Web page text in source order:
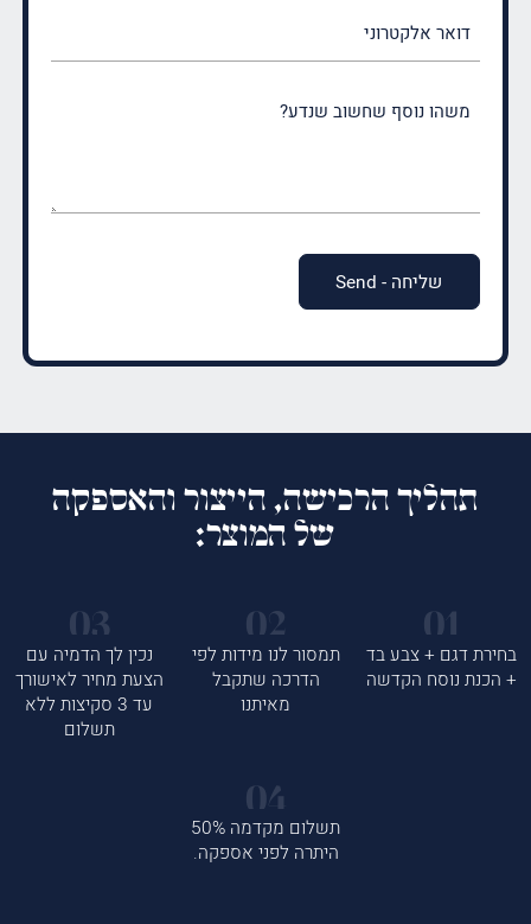
תהליך הרכישה, הייצור והאספקה
של המוצר:
בחירת דגם + צבע בד
+ הכנת נוסח הקדשה
תמסור לנו מידות לפי
הדרכה שתקבל
מאיתנו
נכין לך הדמיה עם
הצעת מחיר לאישורך
עד 3 סקיצות ללא
תשלום
תשלום מקדמה 50%
היתרה לפני אספקה.